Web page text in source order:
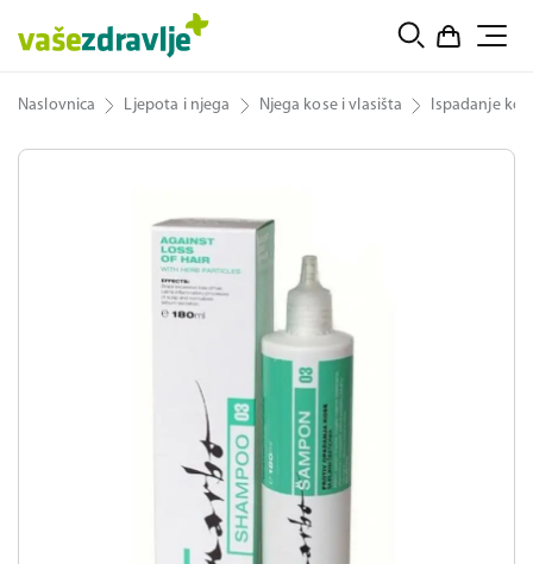
Naslovnica Ljepota i njega Njega kose i vlasišta Ispadanje